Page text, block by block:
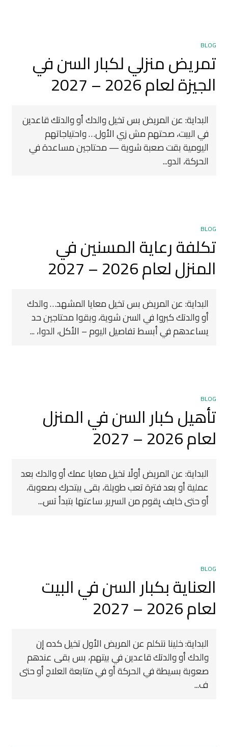
BLOG
تمريض منزلي لكبار السن في
الجيزة لعام 2026 – 2027
البداية: عن المريض بس تخيل والدك أو والدتك قاعدين
في البيت، صحتهم مش زي الأول… واحتياجاتهم
اليومية بقت صعبة شوية — محتاجين مساعدة في
الحركة، الدو...
BLOG
تكلفة رعاية المسنين في
المنزل لعام 2026 – 2027
البداية: عن المريض بس تخيل معايا المشهد… والدك
أو والدتك كبروا في السن شوية، وبقوا محتاجين حد
يساعدهم في أبسط تفاصيل اليوم – الأكل، الدوا، ...
BLOG
تأهيل كبار السن في المنزل
لعام 2026 – 2027
البداية: عن المريض أولًا تخيل معايا عمك أو والدك بعد
عملية أو بعد فترة تعب طويلة، بقى بيتحرك بصعوبة،
أو حتى خايف يِقوم من السرير. ساعتها بتبدأ تس...
BLOG
العناية بكبار السن في البيت
لعام 2026 – 2027
البداية: خلينا نتكلم عن المريض الأول تخيل كده إن
والدك أو والدتك قاعدين في بيتهم، بس بقى عندهم
صعوبة بسيطة في الحركة أو في متابعة العلاج أو حتى
ف...